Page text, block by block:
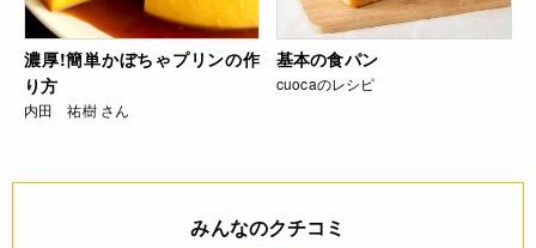
濃厚!簡単かぼちゃプリンの作
り方
内田 祐樹 さん
基本の食パン
cuocaのレシピ
みんなのクチコミ